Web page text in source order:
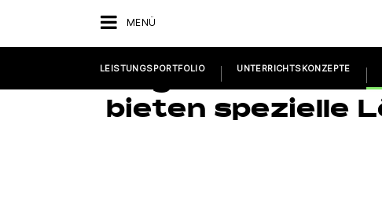
MENÜ
LEISTUNGSPORTFOLIO UNTERRICHTSKONZEPTE
Folgende
bieten spezielle